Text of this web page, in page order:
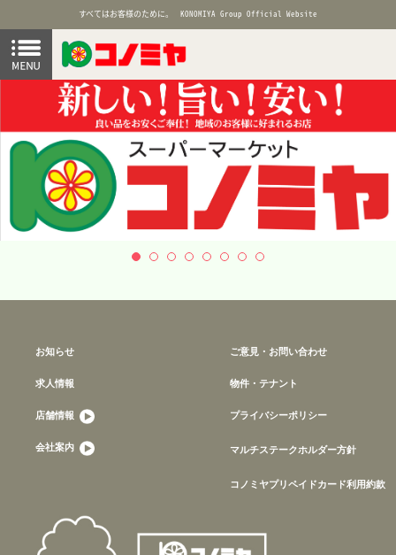
すべてはお客様のために。 KONOMIYA Group Official Website
お知らせ
求人情報
店舗情報
会社案内
ご意見・お問い合わせ
物件・テナント
プライバシーポリシー
マルチステークホルダー方針
コノミヤプリペイドカード利用約款